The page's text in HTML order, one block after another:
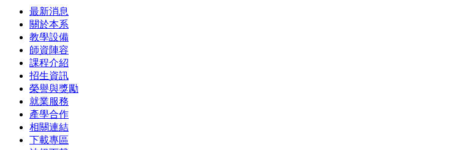
最新消息
關於本系
教學設備
師資陣容
課程介紹
招生資訊
榮譽與獎勵
就業服務
產學合作
相關連結
下載專區